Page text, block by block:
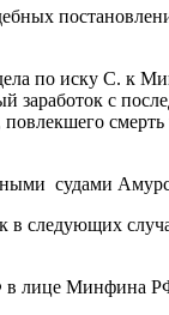
дела по иску С.
заработок с
судами
в следующих
в лице Минфина